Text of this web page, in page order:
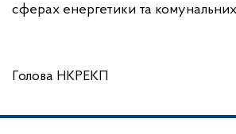
сферах енергетики та комунальних
Голова НКРЕКП